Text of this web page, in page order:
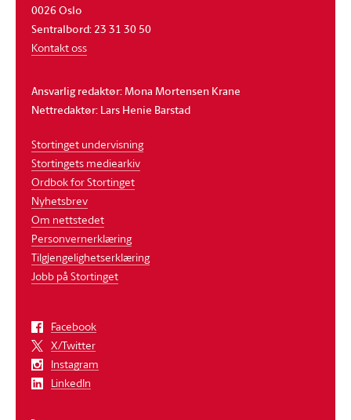
0026 Oslo
Sentralbord: 23 31 30 50
Kontakt oss
Ansvarlig redaktør: Mona Mortensen Krane
Nettredaktør: Lars Henie Barstad
Stortinget undervisning
Stortingets mediearkiv
Ordbok for Stortinget
Nyhetsbrev
Om nettstedet
Personvernerklæring
Tilgjengelighetserklæring
Jobb på Stortinget
Facebook
X/Twitter
Instagram
LinkedIn